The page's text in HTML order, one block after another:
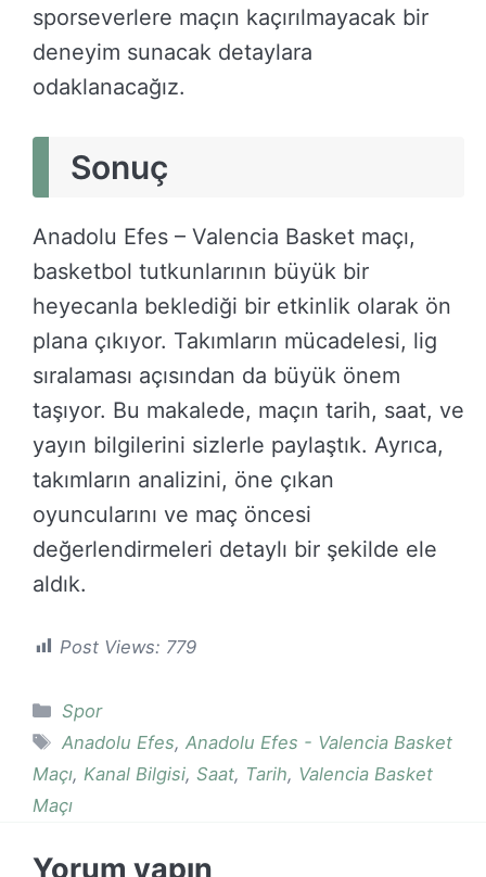
sporseverlere maçın kaçırılmayacak bir
deneyim sunacak detaylara
odaklanacağız.
Sonuç
Anadolu Efes – Valencia Basket maçı,
basketbol tutkunlarının büyük bir
heyecanla beklediği bir etkinlik olarak ön
plana çıkıyor. Takımların mücadelesi, lig
sıralaması açısından da büyük önem
taşıyor. Bu makalede, maçın tarih, saat, ve
yayın bilgilerini sizlerle paylaştık. Ayrıca,
takımların analizini, öne çıkan
oyuncularını ve maç öncesi
değerlendirmeleri detaylı bir şekilde ele
aldık.
Post Views: 779
Kategoriler
Spor
Etiketler
Anadolu Efes, Anadolu Efes - Valencia Basket
Maçı, Kanal Bilgisi, Saat, Tarih, Valencia Basket
Maçı
Yorum yapın